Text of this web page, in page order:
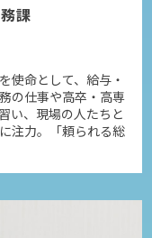
課
使命として、給与・
の仕事や高卒・高専
い、現場の人たちと
注力。「頼られる総